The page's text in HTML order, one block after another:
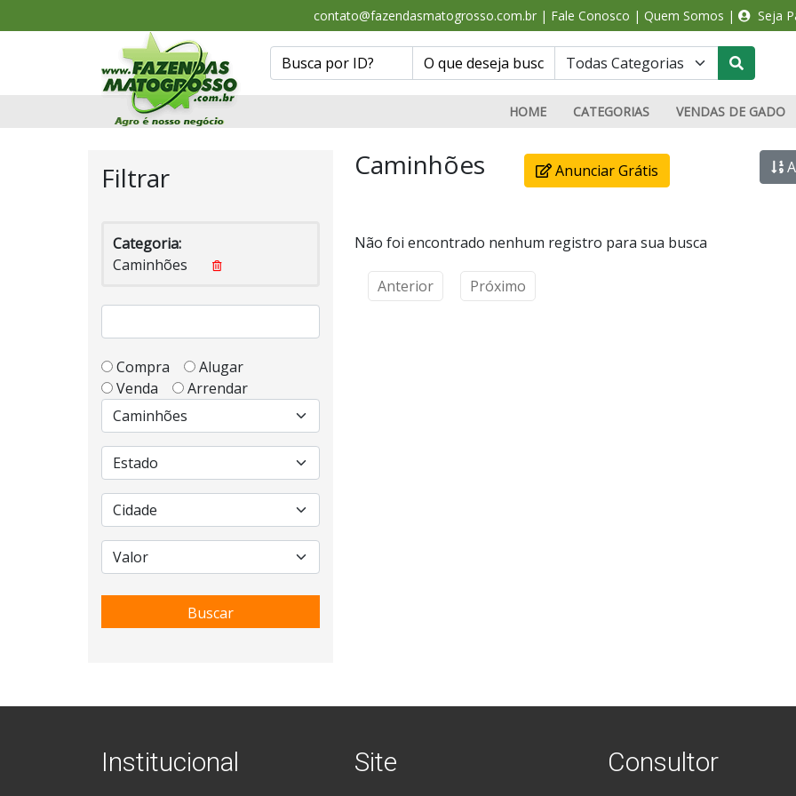
contato@fazendasmatogrosso.com.br| Fale Conosco | Quem Somos | Seja
HOME CATEGORIAS VENDAS DE GADO
Filtrar
Categoria:
Caminhões
Compra
Alugar
Venda
Arrendar
Buscar
Caminhões Anunciar Grátis
Não foi encontrado nenhum registro para sua busca
Anterior Próximo
Institucional Site Consultor